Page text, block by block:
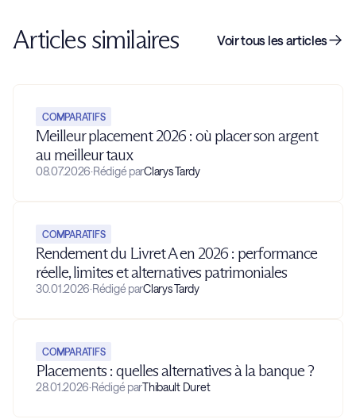
Articles similaires Voir tous les articles
COMPARATIFS
Meilleur placement 2026 : où placer son argent
au meilleur taux
08.07.2026·Rédigé parClarys Tardy
COMPARATIFS
Rendement du Livret A en 2026 : performance
réelle, limites et alternatives patrimoniales
30.01.2026·Rédigé parClarys Tardy
COMPARATIFS
Placements : quelles alternatives à la banque ?
28.01.2026·Rédigé parThibault Duret